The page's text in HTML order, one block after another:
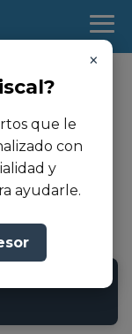
×
que le
con
y
ayudarle.
Madrid
de